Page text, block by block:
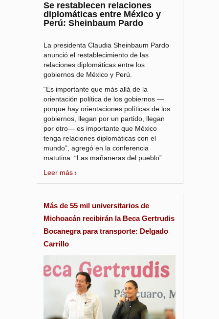
Se restablecen relaciones
diplomáticas entre México y
Perú: Sheinbaum Pardo
La presidenta Claudia Sheinbaum Pardo
anunció el restablecimiento de las
relaciones diplomáticas entre los
gobiernos de México y Perú.
“Es importante que más allá de la
orientación política de los gobiernos —
porque hay orientaciones políticas de los
gobiernos, llegan por un partido, llegan
por otro— es importante que México
tenga relaciones diplomáticas con el
mundo”, agregó en la conferencia
matutina: “Las mañaneras del pueblo”.
Leer más
Más de 55 mil universitarios de
Michoacán recibirán la Beca Gertrudis
Bocanegra para transporte: Delgado
Carrillo